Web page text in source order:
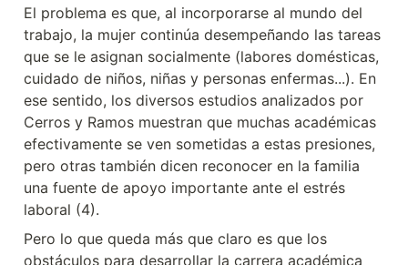
El problema es que, al incorporarse al mundo del
trabajo, la mujer continúa desempeñando las tareas
que se le asignan socialmente (labores domésticas,
cuidado de niños, niñas y personas enfermas...). En
ese sentido, los diversos estudios analizados por
Cerros y Ramos muestran que muchas académicas
efectivamente se ven sometidas a estas presiones,
pero otras también dicen reconocer en la familia
una fuente de apoyo importante ante el estrés
laboral (4).
Pero lo que queda más que claro es que los
obstáculos para desarrollar la carrera académica